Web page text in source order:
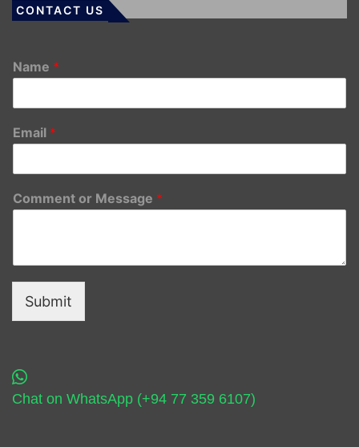
CONTACT US
Name *
Email *
Comment or Message *
Submit
Chat on WhatsApp (+94 77 359 6107)